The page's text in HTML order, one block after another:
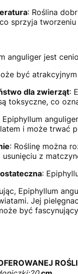
: Roślina
co sprzyja
anguliger jest
być
dla zwierząt:
toksyczne, co
Epiphyllum
i może trwać
: Roślinę można
usunięciu z
:
Epiphyllum
Jej
być